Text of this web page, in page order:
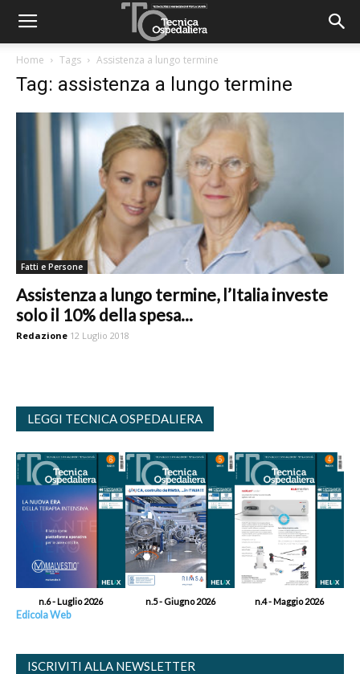
Home Tags Assistenza a lungo termine
Tag: assistenza a lungo termine
Fatti e Persone
Assistenza a lungo termine, l’Italia investe
solo il 10% della spesa...
Redazione 12 Luglio 2018
LEGGI TECNICA OSPEDALIERA
n.6 - Luglio 2026 n.5 - Giugno 2026 n.4 - Maggio 2026
Edicola Web
ISCRIVITI ALLA NEWSLETTER